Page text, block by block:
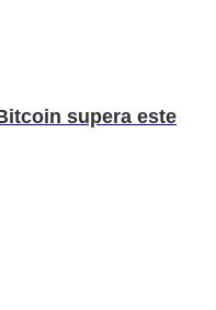
supera este